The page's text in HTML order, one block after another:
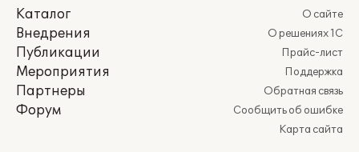
Каталог
Внедрения
Публикации
Мероприятия
Партнеры
Форум
О сайте
О решениях 1С
Прайс-лист
Поддержка
Обратная связь
Сообщить об ошибке
Карта сайта